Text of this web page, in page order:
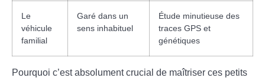
Le
véhicule
familial
Garé dans un
sens inhabituel
Étude minutieuse des
traces GPS et
génétiques
Pourquoi c’est absolument crucial de maîtriser ces petits